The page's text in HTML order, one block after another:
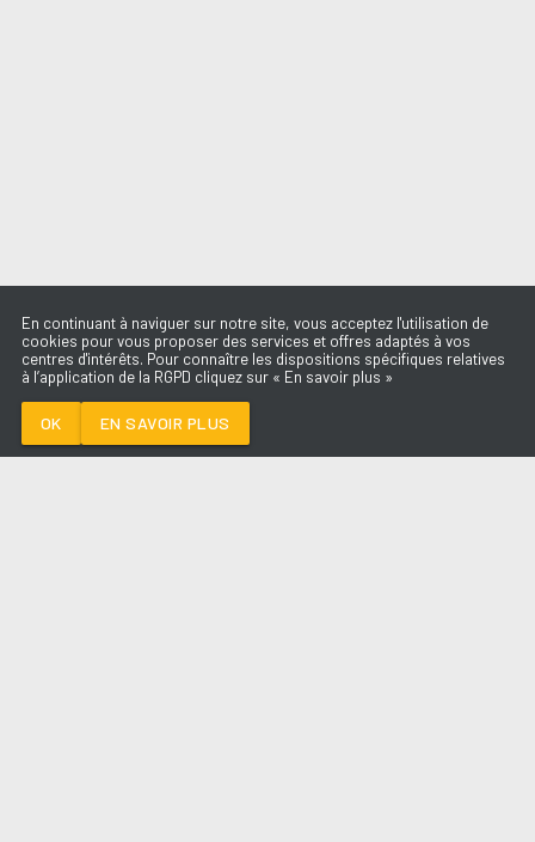
En continuant à naviguer sur notre site, vous acceptez l'utilisation de
cookies pour vous proposer des services et offres adaptés à vos
centres d'intérêts. Pour connaître les dispositions spécifiques relatives
à l’application de la RGPD cliquez sur « En savoir plus »
OK EN SAVOIR PLUS